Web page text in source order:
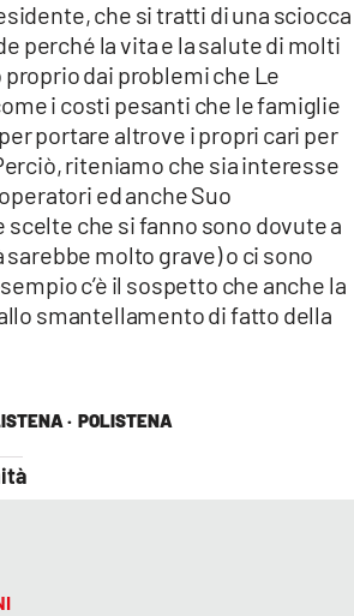
· POLISTENA
che si tratti di una sciocca
perché la vita e la salute di molti
dai problemi che Le
i costi pesanti che le famiglie
portare altrove i propri cari per
riteniamo che sia interesse
ed anche Suo
che si fanno sono dovute a
molto grave) o ci sono
c’è il sospetto che anche la
smantellamento di fatto della